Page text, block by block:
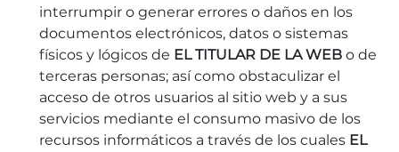
interrumpir o generar errores o daños en los
documentos electrónicos, datos o sistemas
físicos y lógicos de EL TITULAR DE LA WEB o de
terceras personas; así como obstaculizar el
acceso de otros usuarios al sitio web y a sus
servicios mediante el consumo masivo de los
recursos informáticos a través de los cuales EL